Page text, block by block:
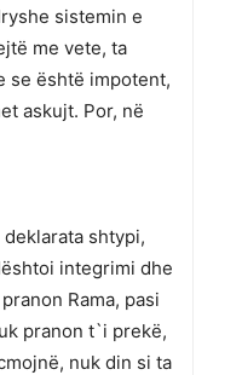
sistemin e
me vete, ta
se është impotent,
askujt. Por, në
shtypi,
integrimi dhe
Rama, pasi
pranon t`i prekë,
nuk din si ta